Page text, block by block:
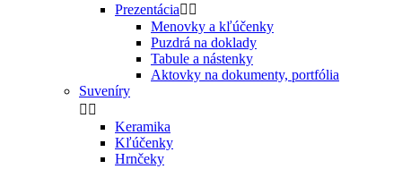
Prezentácia 
Menovky a kľúčenky
Puzdrá na doklady
Tabule a nástenky
Aktovky na dokumenty, portfólia
Suveníry
 
Keramika
Kľúčenky
Hrnčeky